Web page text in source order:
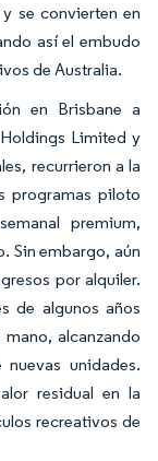
se convierten en
así el embudo
de Australia.
en Brisbane a
Limited y
recurrieron a la
programas piloto
premium,
Sin embargo, aún
por alquiler.
de algunos años
alcanzando
unidades.
residual en la
recreativos de